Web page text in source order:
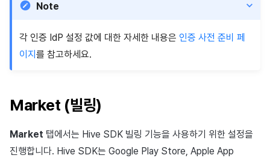
Note
각 인증 IdP 설정 값에 대한 자세한 내용은 인증 사전 준비 페
이지를 참고하세요.
Market (빌링)
Market 탭에서는 Hive SDK 빌링 기능을 사용하기 위한 설정을
진행합니다. Hive SDK는 Google Play Store, Apple App